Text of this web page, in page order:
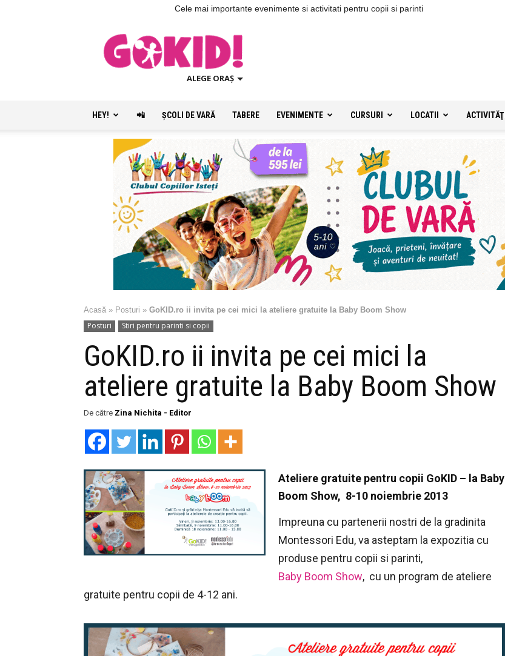
Cele mai importante evenimente si activitati pentru copii si parinti
ALEGE ORAȘ
HEY! 📲 ŞCOLI DE VARĂ TABERE EVENIMENTE CURSURI LOCATII ACTIVITĂŢI
Acasă » Posturi » GoKID.ro ii invita pe cei mici la ateliere gratuite la Baby Boom Show
Posturi Stiri pentru parinti si copii
GoKID.ro ii invita pe cei mici la
ateliere gratuite la Baby Boom Show
De către Zina Nichita - Editor
Ateliere gratuite pentru copii GoKID – la Baby
Boom Show, 8-10 noiembrie 2013
Impreuna cu partenerii nostri de la gradinita
Montessori Edu, va asteptam la expozitia cu
produse pentru copii si parinti,
Baby Boom Show, cu un program de ateliere
gratuite pentru copii de 4-12 ani.